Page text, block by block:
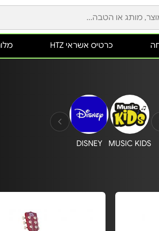
כרטיס אשראי HTZ
MUSIC KIDS
DISNEY